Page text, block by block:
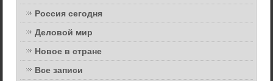
Россия сегодня
Деловой мир
Новое в стране
Все записи